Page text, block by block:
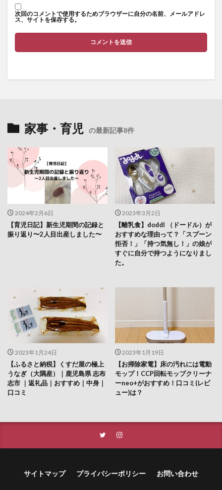
次回のコメントで使用するためブラウザーに自分の名前、メールアドレ
ス、サイトを保存する。
家事・育児 の最新記事8件
2024年2月6日
【育児日記】新生児期間の記録と
振り返り〜2人目出産しました〜
2023年3月2日
【離乳食】doddl （ドードル）が
おすすめな理由って？「スプーン
拒否！」「持つ気無し！」の娘が
すぐに自分で持つようになりまし
た。
2023年1月24日
【ふるさと納税】くすだ屋の極上
うなぎ（大隅産）｜鹿児島県 志布
志市 ｜返礼品｜おすすめ｜中身｜
口コミ
2023年1月19日
【お掃除家電】床の汚れには電動
モップ！CCP回転モップクリーナ
ーneo+がおすすめ！口コミ(レビ
ュー)は？
サイトマップ プライバシーポリシー お問い合わせ